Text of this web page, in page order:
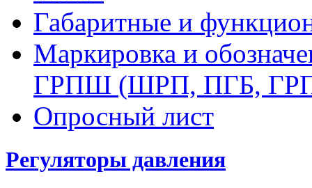
Габаритные и
Маркировка и
ГРПШ (ШРП, ПГБ,
Опросный лист
Регуляторы давления